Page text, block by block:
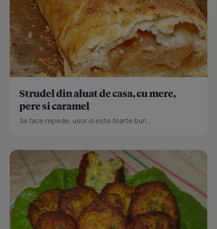
Strudel din aluat de casa, cu mere,
pere si caramel
Se face repede, usor si este foarte bun...